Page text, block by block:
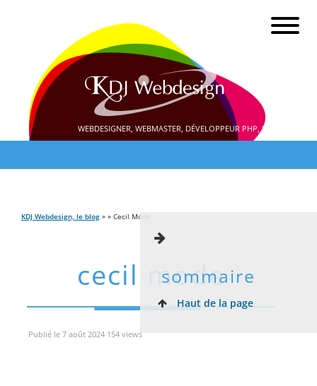
WEBDESIGNER, WEBMASTER, DÉVELOPPEUR PHP, SEO
KDJ Webdesign, le blog » » Cecil Mode
cecil mode
sommaire
Haut de la page
Publié le 7 août 2024 154 views